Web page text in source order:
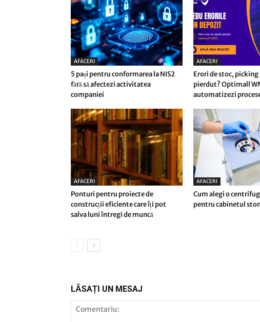
AFACERI
5 pași pentru conformarea la NIS2
fără să afectezi activitatea
companiei
AFACERI
Erori de stoc,
pierdut? Optimall
automatizezi
AFACERI
Ponturi pentru proiecte de
construcții eficiente care îți pot
salva luni întregi de muncă
AFACERI
Cum alegi o
pentru cabinetul
LĂSAȚI UN MESAJ